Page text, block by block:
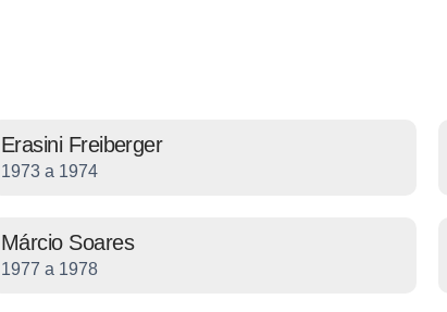
Erasini Freiberger
1973 a 1974
Márcio Soares
1977 a 1978